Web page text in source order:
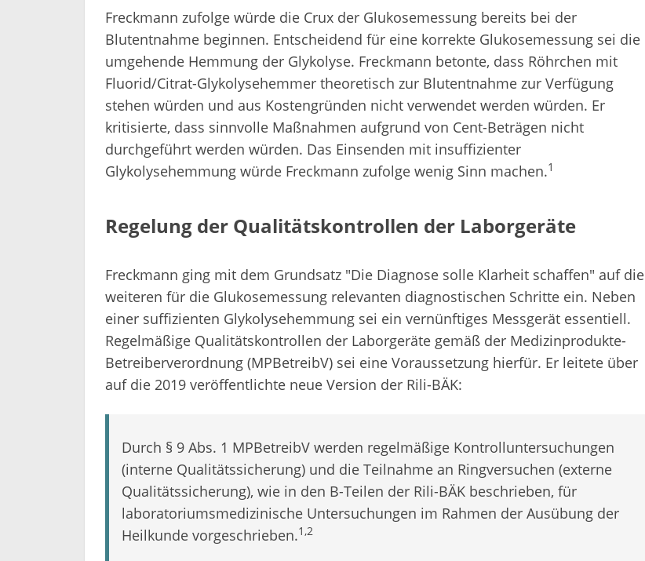
Freckmann zufolge würde die Crux der Glukosemessung bereits bei der
Blutentnahme beginnen. Entscheidend für eine korrekte Glukosemessung sei die
umgehende Hemmung der Glykolyse. Freckmann betonte, dass Röhrchen mit
Fluorid/Citrat-Glykolysehemmer theoretisch zur Blutentnahme zur Verfügung
stehen würden und aus Kostengründen nicht verwendet werden würden. Er
kritisierte, dass sinnvolle Maßnahmen aufgrund von Cent-Beträgen nicht
durchgeführt werden würden. Das Einsenden mit insuffizienter
Glykolysehemmung würde Freckmann zufolge wenig Sinn machen.1
Regelung der Qualitätskontrollen der Laborgeräte
Freckmann ging mit dem Grundsatz "Die Diagnose solle Klarheit schaffen" auf die
weiteren für die Glukosemessung relevanten diagnostischen Schritte ein. Neben
einer suffizienten Glykolysehemmung sei ein vernünftiges Messgerät essentiell.
Regelmäßige Qualitätskontrollen der Laborgeräte gemäß der Medizinprodukte-
Betreiberverordnung (MPBetreibV) sei eine Voraussetzung hierfür. Er leitete über
auf die 2019 veröffentlichte neue Version der Rili-BÄK:
Durch § 9 Abs. 1 MPBetreibV werden regelmäßige Kontrolluntersuchungen
(interne Qualitätssicherung) und die Teilnahme an Ringversuchen (externe
Qualitätssicherung), wie in den B-Teilen der Rili-BÄK beschrieben, für
laboratoriumsmedizinische Untersuchungen im Rahmen der Ausübung der
Heilkunde vorgeschrieben.1,2